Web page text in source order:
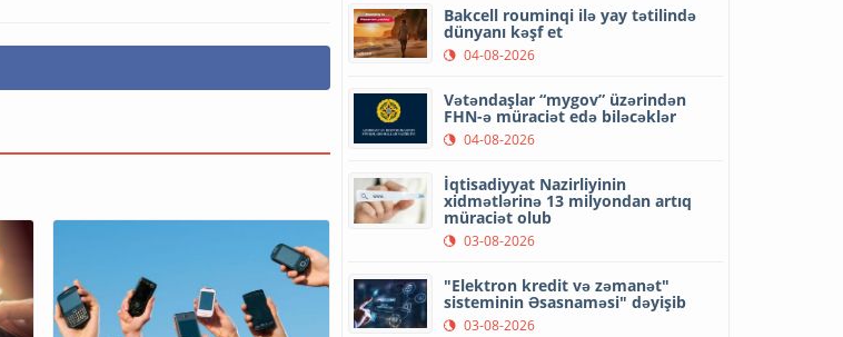
Bakcell rouminqi ilə yay tətilində
dünyanı kəşf et
04-08-2026
Vətəndaşlar “mygov” üzərindən
FHN-ə müraciət edə biləcəklər
04-08-2026
İqtisadiyyat Nazirliyinin
xidmətlərinə 13 milyondan artıq
müraciət olub
03-08-2026
"Elektron kredit və zəmanət"
sisteminin Əsasnaməsi" dəyişib
03-08-2026